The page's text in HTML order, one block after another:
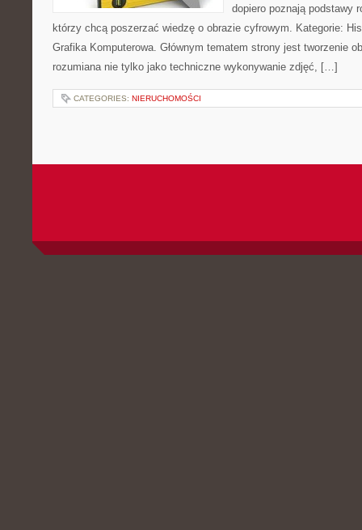
dopiero poznają podstawy
którzy chcą poszerzać wiedzę o obrazie cyfrowym. Kategorie:
Grafika Komputerowa. Głównym tematem strony jest tworzenie
rozumiana nie tylko jako techniczne wykonywanie zdjęć, […]
CATEGORIES: NIERUCHOMOŚCI